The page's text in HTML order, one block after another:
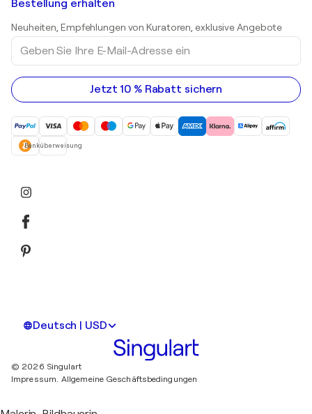
Drucke
Acrylgemälde
Kunstgalerien in Schweiz
Bestellung erhalten
Neuheiten, Empfehlungen von Kuratoren, exklusive Angebote
Geben
Sie
Ihre
E-
Mail-
Adresse
Jetzt 10 % Rabatt sichern
Banküberweisung
Deutsch | USD
© 2026 Singulart
Impressum. Allgemeine Geschäftsbedingungen